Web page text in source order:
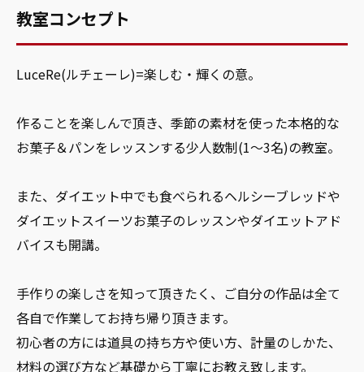
教室コンセプト
LuceRe(ルチェーレ)=楽しむ・輝くの意。
作ることを楽しんで頂き、季節の素材を使った本格的な
お菓子＆パンをレッスンする少人数制(1～3名)の教室。
また、ダイエット中でも食べられるヘルシーブレッドや
ダイエットスイーツお菓子のレッスンやダイエットアド
バイスも開講。
手作りの楽しさを知って頂きたく、ご自分の作品は全て
各自で作業してお持ち帰り頂きます。
初心者の方には道具の持ち方や使い方、計量のしかた、
材料の選び方など基礎から丁寧にお教え致します。